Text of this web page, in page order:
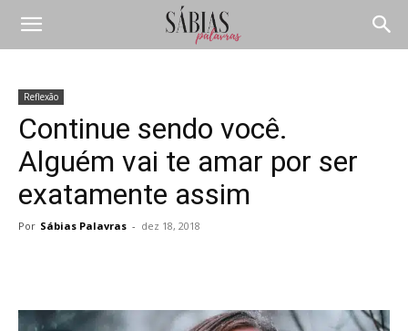
Reflexão
Continue sendo você.
Alguém vai te amar por ser
exatamente assim
Por Sábias Palavras - dez 18, 2018